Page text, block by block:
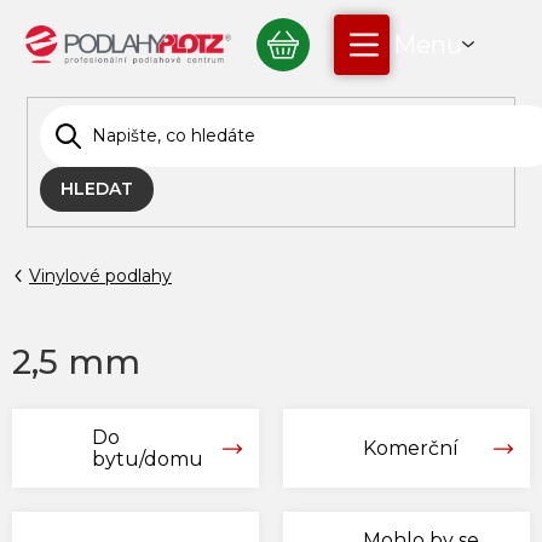
obsah
HLEDAT
NÁKUPNÍ
KOŠÍK
Vinylové podlahy
2,5 mm
Do
bytu/domu
Komerční